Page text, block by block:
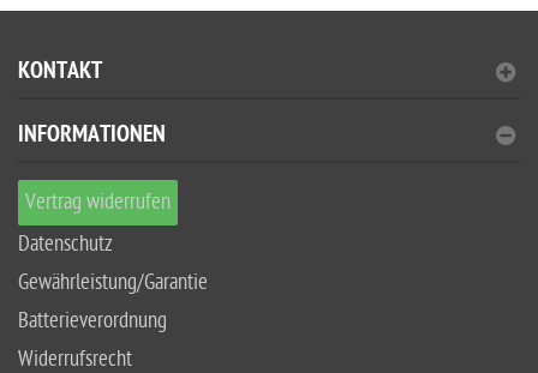
KONTAKT
INFORMATIONEN
Vertrag widerrufen
Datenschutz
Gewährleistung/Garantie
Batterieverordnung
Widerrufsrecht